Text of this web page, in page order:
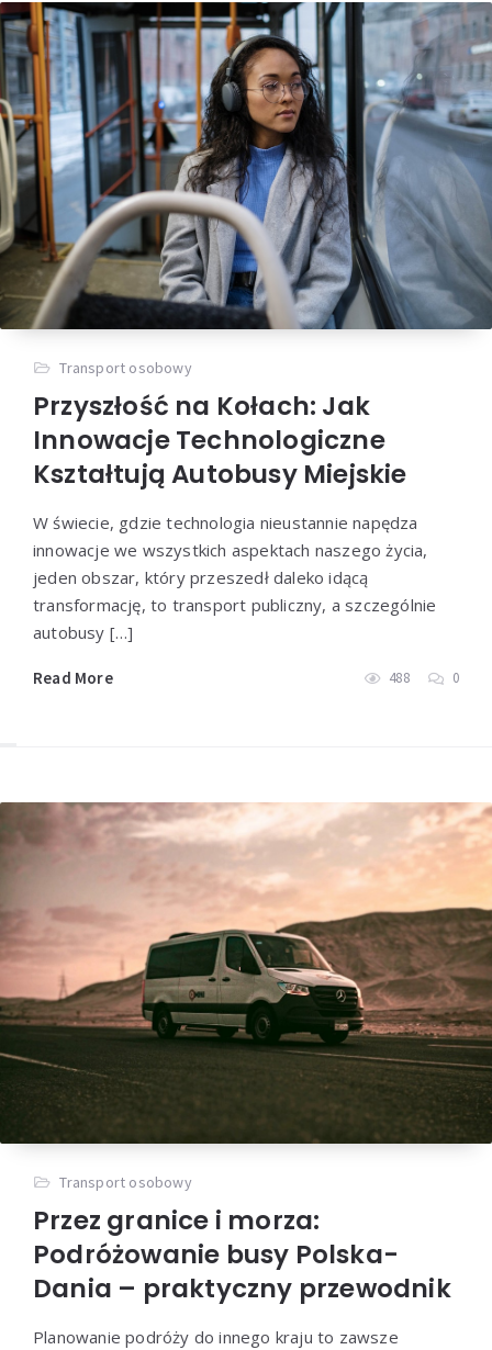
Transport osobowy
Przyszłość na Kołach: Jak
Innowacje Technologiczne
Kształtują Autobusy Miejskie
W świecie, gdzie technologia nieustannie napędza
innowacje we wszystkich aspektach naszego życia,
jeden obszar, który przeszedł daleko idącą
transformację, to transport publiczny, a szczególnie
autobusy […]
Read More 488 0
Transport osobowy
Przez granice i morza:
Podróżowanie busy Polska-
Dania – praktyczny przewodnik
Planowanie podróży do innego kraju to zawsze